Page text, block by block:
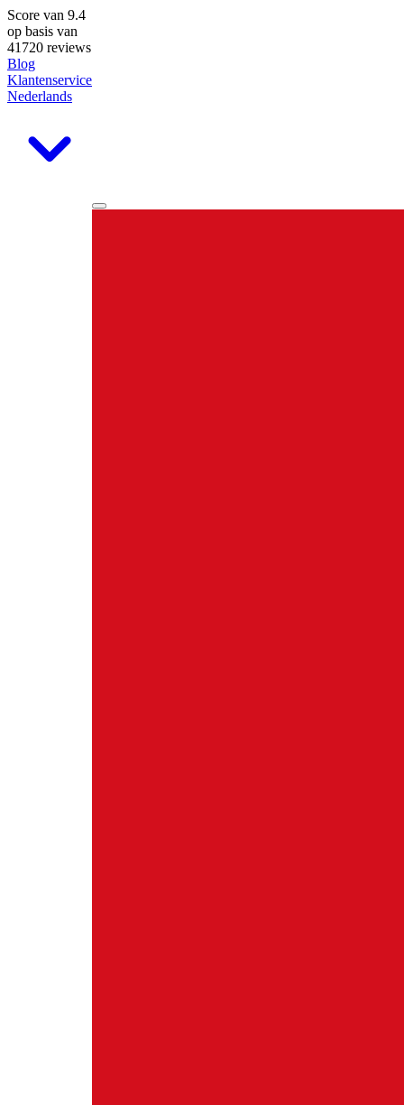
Score van 9.4
op basis van
41720 reviews
Blog
Klantenservice
Nederlands